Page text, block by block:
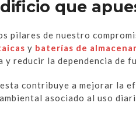
que
pilares de nuestro
y baterías de
y reducir la dependencia de
contribuye a mejorar la
asociado al uso